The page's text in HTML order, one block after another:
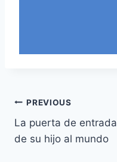
Post
navigation
PREVIOUS
La puerta de entrada
de su hijo al mundo